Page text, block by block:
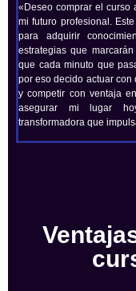
«Deseo comprar el curso
mi futuro profesional.
para adquirir
estrategias que
que cada minuto que
por eso decido actuar con
y competir con ventaja
asegurar mi lugar
transformadora que